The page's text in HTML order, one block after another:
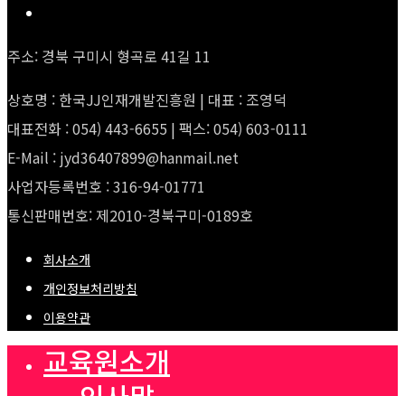
주소: 경북 구미시 형곡로 41길 11
상호명 : 한국JJ인재개발진흥원 | 대표 : 조영덕
대표전화 : 054) 443-6655 | 팩스: 054) 603-0111
E-Mail : jyd36407899@hanmail.net
사업자등록번호 : 316-94-01771
통신판매번호: 제2010-경북구미-0189호
회사소개
개인정보처리방침
이용약관
교육원소개